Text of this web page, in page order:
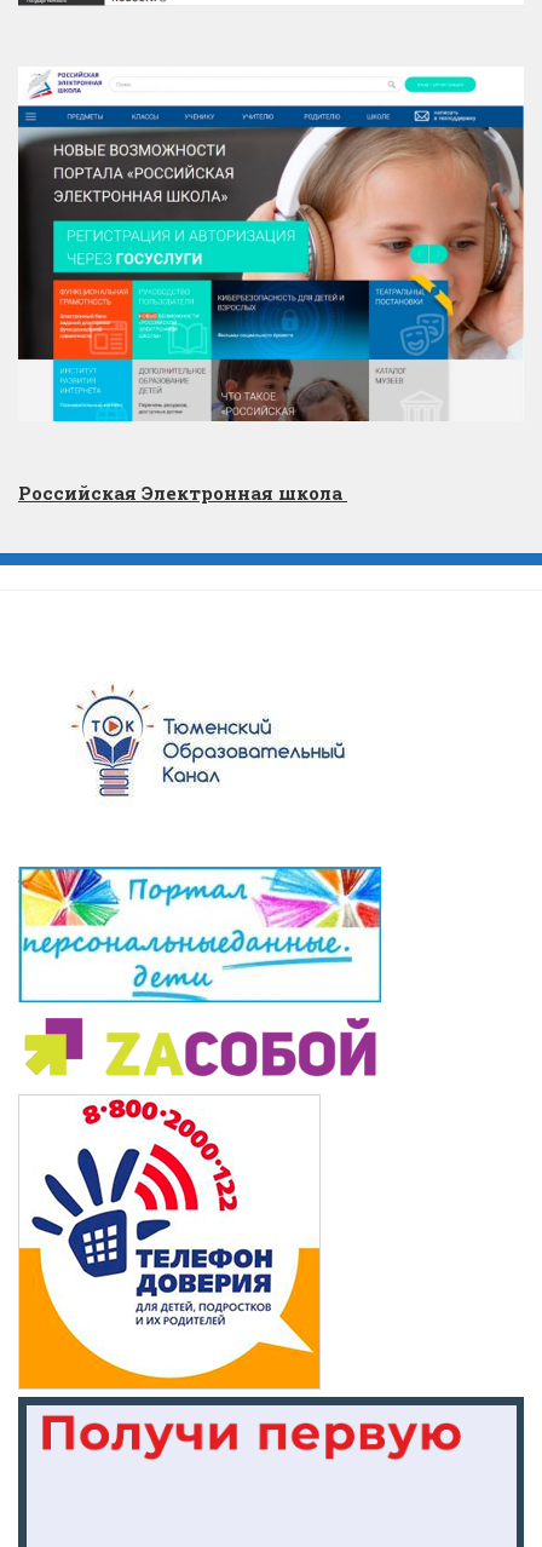
Российская Электронная школа